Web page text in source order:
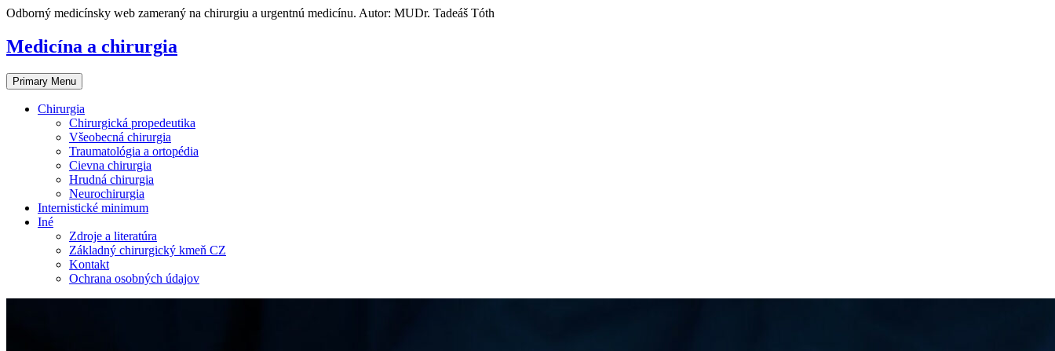
Skip
content
Odborný medicínsky web zameraný na chirurgiu a urgentnú medicínu. Autor: MUDr. Tadeáš Tóth
Medicína a chirurgia
Primary Menu
Chirurgia
Chirurgická propedeutika
Všeobecná chirurgia
Traumatológia a ortopédia
Cievna chirurgia
Hrudná chirurgia
Neurochirurgia
Internistické minimum
Iné
Zdroje a literatúra
Základný chirurgický kmeň CZ
Kontakt
Ochrana osobných údajov